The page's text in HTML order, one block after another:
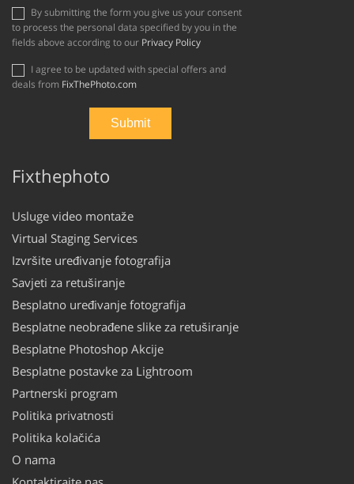
to process the personal data specified by you in the
fields above according to our Privacy Policy
deals from FixThePhoto.com
Fixthephoto
Usluge video montaže
Virtual Staging Services
Izvršite uređivanje fotografija
Savjeti za retuširanje
Besplatno uređivanje fotografija
Besplatne neobrađene slike za retuširanje
Besplatne Photoshop Akcije
Besplatne postavke za Lightroom
Partnerski program
Politika privatnosti
Politika kolačića
O nama